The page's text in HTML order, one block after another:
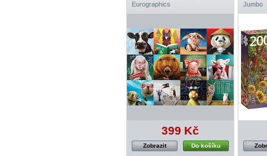
Eurographics
399 Kč
Do košíku
Zobrazit
Jumbo